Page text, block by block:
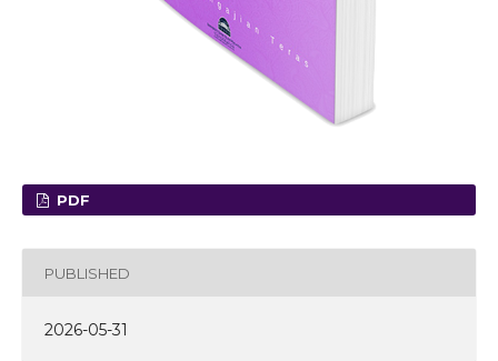
PDF
PUBLISHED
2026-05-31